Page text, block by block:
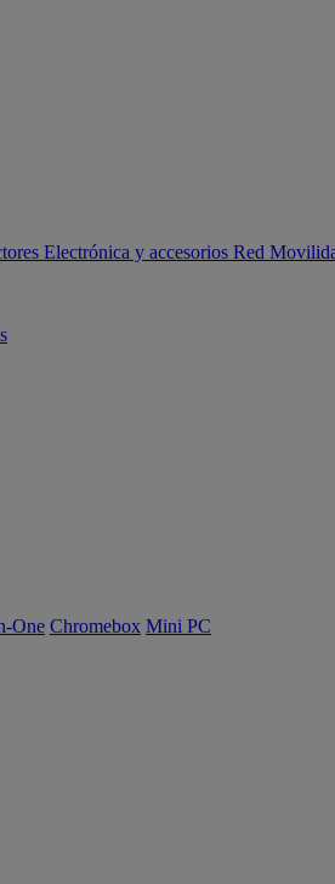
Electrónica y accesorios Red
One Chromebox Mini PC